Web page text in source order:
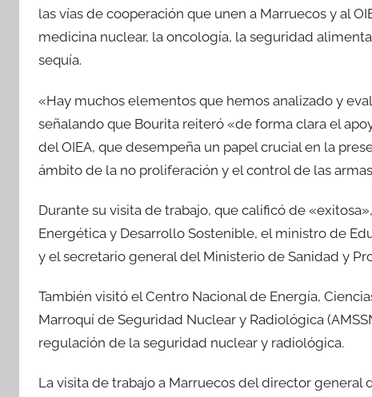
las vías de cooperación que unen a Marruecos y al
medicina nuclear, la oncología, la seguridad
sequía.
«Hay muchos elementos que hemos analizado y
señalando que Bourita reiteró «de forma clara el
del OIEA, que desempeña un papel crucial en la
ámbito de la no proliferación y el control de las
Durante su visita de trabajo, que calificó de
Energética y Desarrollo Sostenible, el ministro de
y el secretario general del Ministerio de Sanidad y
También visitó el Centro Nacional de Energía,
Marroquí de Seguridad Nuclear y Radiológica
regulación de la seguridad nuclear y radiológica.
La visita de trabajo a Marruecos del director general